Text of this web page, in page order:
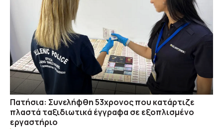
Πατήσια: Συνελήφθη 53χρονος που κατάρτιζε
πλαστά ταξιδιωτικά έγγραφα σε εξοπλισμένο
εργαστήριο